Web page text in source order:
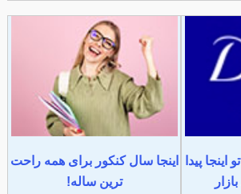
پیدا
اینجا سال کنکور برای همه راحت
ترین ساله!